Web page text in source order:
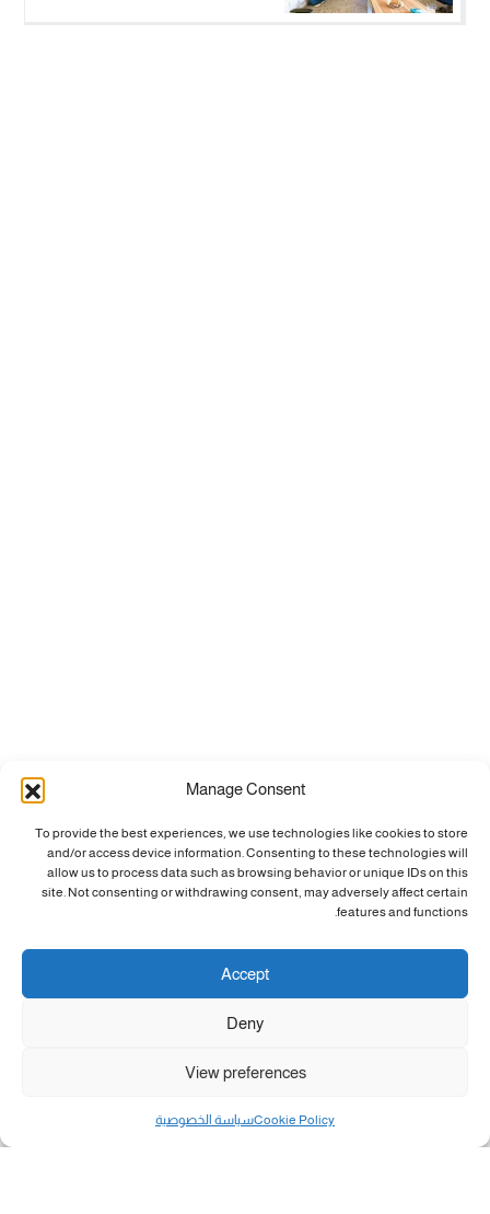
Manage Consent
To provide the best experiences, we use technologies like cookies to store
and/or access device information. Consenting to these technologies will
allow us to process data such as browsing behavior or unique IDs on this
site. Not consenting or withdrawing consent, may adversely affect certain
features and functions.
Accept
Deny
View preferences
Cookie Policyسياسة الخصوصية مال و أعمال